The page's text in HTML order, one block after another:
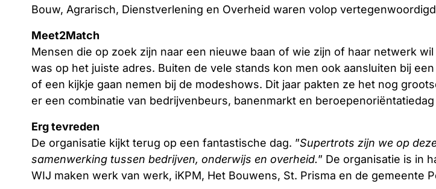
Bouw, Agrarisch, Dienstverlening en Overheid waren volop
Meet2Match
Mensen die op zoek zijn naar een nieuwe baan of wie zijn of haar netwerk
was op het juiste adres. Buiten de vele stands kon men ook aansluiten bij
of een kijkje gaan nemen bij de modeshows. Dit jaar pakten ze het nog
er een combinatie van bedrijvenbeurs, banenmarkt en
Erg tevreden
De organisatie kijkt terug op een fantastische dag. ”Supertrots zijn we op
samenwerking tussen bedrijven, onderwijs en overheid.” De organisatie is in
WIJ maken werk van werk, iKPM, Het Bouwens, St. Prisma en de gemeente